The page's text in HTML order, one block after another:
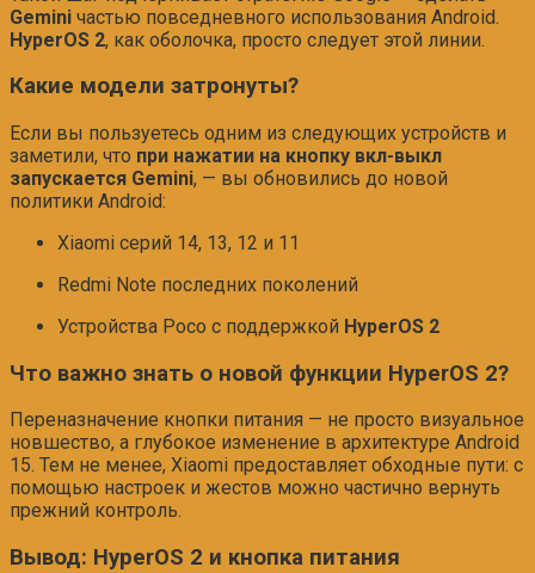
Gemini частью повседневного использования Android.
HyperOS 2, как оболочка, просто следует этой линии.
Какие модели затронуты?
Если вы пользуетесь одним из следующих устройств и
заметили, что при нажатии на кнопку вкл-выкл
запускается Gemini, — вы обновились до новой
политики Android:
Xiaomi серий 14, 13, 12 и 11
Redmi Note последних поколений
Устройства Poco с поддержкой HyperOS 2
Что важно знать о новой функции HyperOS 2?
Переназначение кнопки питания — не просто визуальное
новшество, а глубокое изменение в архитектуре Android
15. Тем не менее, Xiaomi предоставляет обходные пути: с
помощью настроек и жестов можно частично вернуть
прежний контроль.
Вывод: HyperOS 2 и кнопка питания